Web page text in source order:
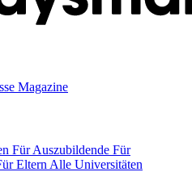
Magazine
Für Auszubildende Für
Eltern Alle Universitäten